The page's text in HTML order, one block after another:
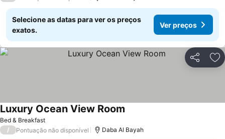
Selecione as datas para ver os preços
exatos.
Ver preços
Partilhar
Bed & Breakfast
Luxury Ocean View Room
/ Pontuação não disponível Daba Al Bayah